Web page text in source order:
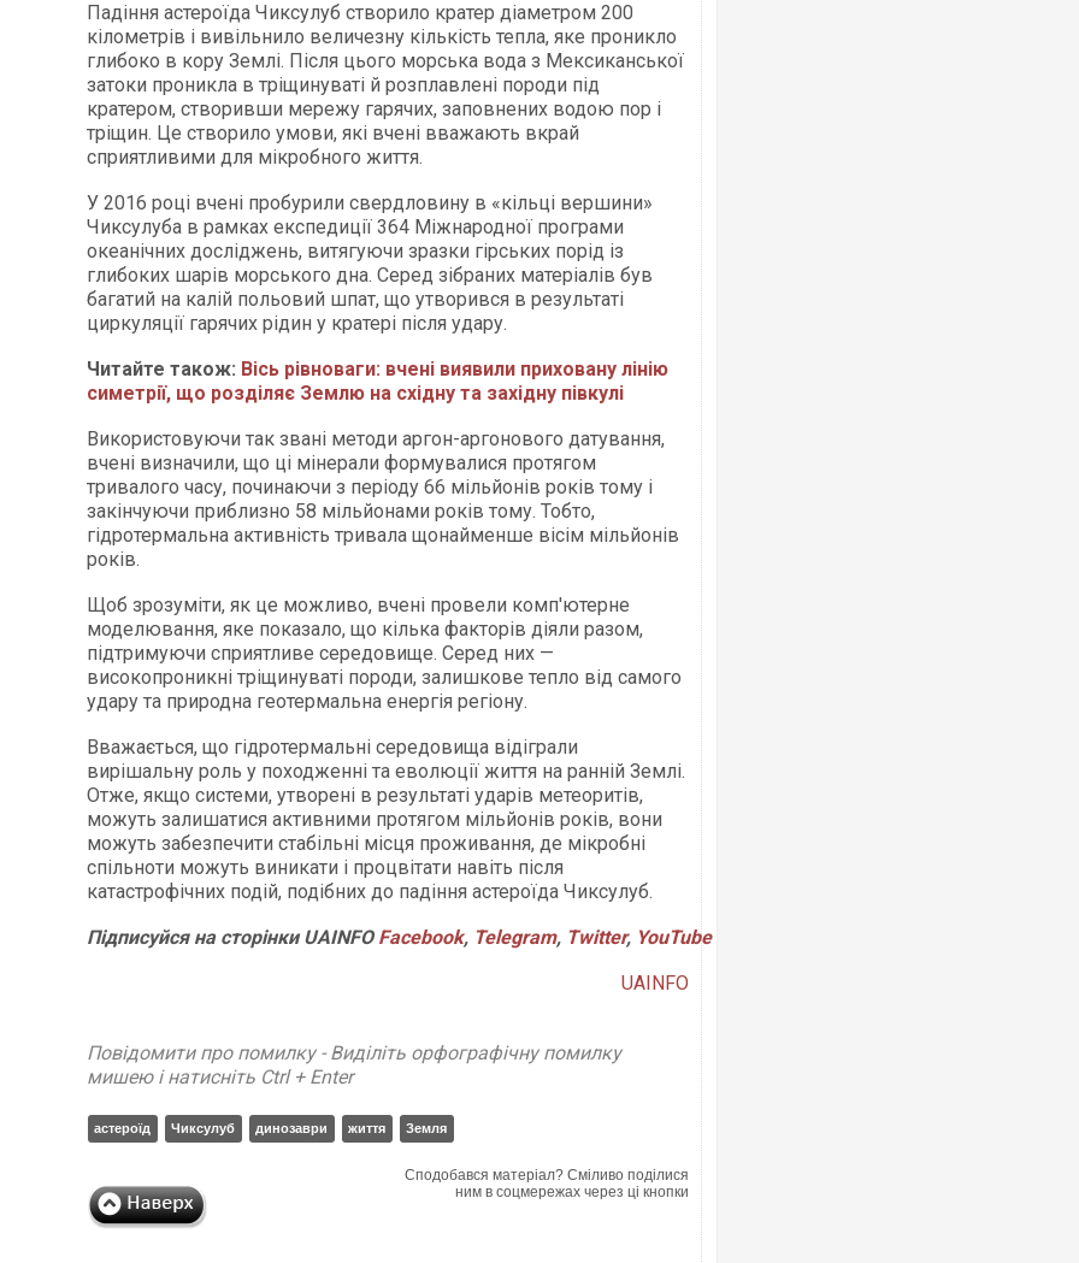
Падіння астероїда Чиксулуб створило кратер діаметром 200
кілометрів і вивільнило величезну кількість тепла, яке проникло
глибоко в кору Землі. Після цього морська вода з Мексиканської
затоки проникла в тріщинуваті й розплавлені породи під
кратером, створивши мережу гарячих, заповнених водою пор і
тріщин. Це створило умови, які вчені вважають вкрай
сприятливими для мікробного життя.
У 2016 році вчені пробурили свердловину в «кільці вершини»
Чиксулуба в рамках експедиції 364 Міжнародної програми
океанічних досліджень, витягуючи зразки гірських порід із
глибоких шарів морського дна. Серед зібраних матеріалів був
багатий на калій польовий шпат, що утворився в результаті
циркуляції гарячих рідин у кратері після удару.
Читайте також: Вісь рівноваги: вчені виявили приховану лінію
симетрії, що розділяє Землю на східну та західну півкулі
Використовуючи так звані методи аргон-аргонового датування,
вчені визначили, що ці мінерали формувалися протягом
тривалого часу, починаючи з періоду 66 мільйонів років тому і
закінчуючи приблизно 58 мільйонами років тому. Тобто,
гідротермальна активність тривала щонайменше вісім мільйонів
років.
Щоб зрозуміти, як це можливо, вчені провели комп'ютерне
моделювання, яке показало, що кілька факторів діяли разом,
підтримуючи сприятливе середовище. Серед них —
високопроникні тріщинуваті породи, залишкове тепло від самого
удару та природна геотермальна енергія регіону.
Вважається, що гідротермальні середовища відіграли
вирішальну роль у походженні та еволюції життя на ранній Землі.
Отже, якщо системи, утворені в результаті ударів метеоритів,
можуть залишатися активними протягом мільйонів років, вони
можуть забезпечити стабільні місця проживання, де мікробні
спільноти можуть виникати і процвітати навіть після
катастрофічних подій, подібних до падіння астероїда Чиксулуб.
ПідписуйсянасторінкиUAINFO Facebook, Telegram, Twitter, YouTube
UAINFO
Повідомити про помилку - Виділіть орфографічну помилку
мишею і натисніть Ctrl + Enter
астероїд Чиксулуб динозаври життя Земля
Сподобався матеріал? Сміливо поділися
ним в соцмережах через ці кнопки